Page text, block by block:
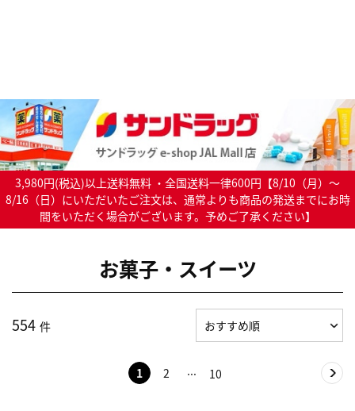
3,980円(税込)以上送料無料 ・全国送料一律600円【8/10（月）～
8/16（日）にいただいたご注文は、通常よりも商品の発送までにお時
間をいただく場合がございます。予めご了承ください】
お菓子・スイーツ
554 件
1 2 10